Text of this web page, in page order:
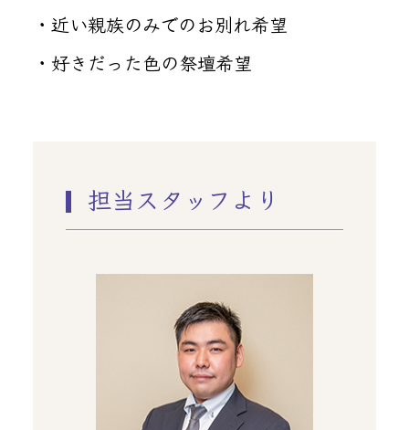
・近い親族のみでのお別れ希望
・好きだった色の祭壇希望
担当スタッフより